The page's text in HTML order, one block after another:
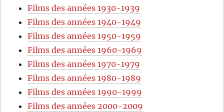
Films des années 1930-1939
Films des années 1940-1949
Films des années 1950-1959
Films des années 1960-1969
Films des années 1970-1979
Films des années 1980-1989
Films des années 1990-1999
Films des années 2000-2009